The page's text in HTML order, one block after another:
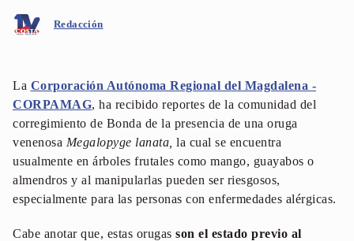
Redacción
La Corporación Autónoma Regional del Magdalena -
CORPAMAG, ha recibido reportes de la comunidad del
corregimiento de Bonda de la presencia de una oruga
venenosa Megalopyge lanata, la cual se encuentra
usualmente en árboles frutales como mango, guayabos o
almendros y al manipularlas pueden ser riesgosos,
especialmente para las personas con enfermedades alérgicas.
Cabe anotar que, estas orugas son el estado previo al